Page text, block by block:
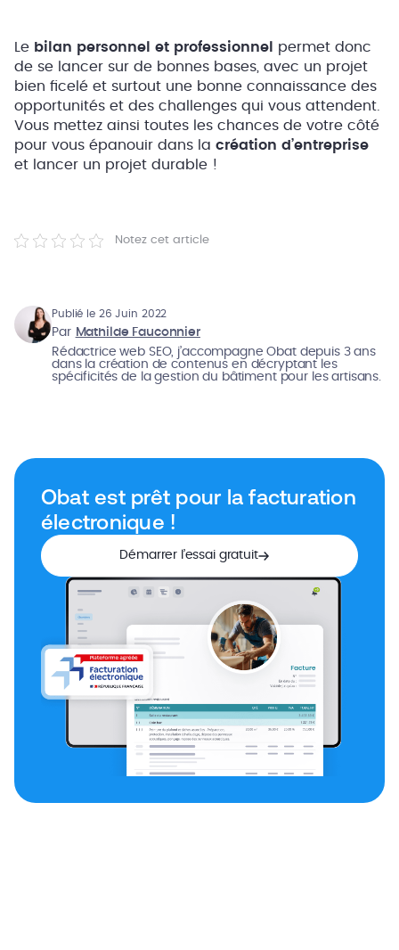
Le bilan personnel et professionnel
permet donc
de se lancer sur de bonnes bases, avec un projet
bien ficelé et surtout une bonne connaissance des
opportunités et des challenges qui vous attendent.
Vous mettez ainsi toutes les chances de votre côté
pour vous épanouir dans la création d’entreprise
et lancer un projet durable !
Notez cet article
Publié le 26 Juin 2022
Par Mathilde Fauconnier
Rédactrice web SEO, j’accompagne Obat depuis 3 ans
dans la création de contenus en décryptant les
spécificités de la gestion du bâtiment pour les artisans.
Obat est prêt pour la facturation
électronique !
Démarrer l’essai gratuit